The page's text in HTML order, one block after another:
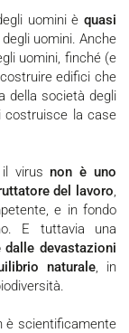
uomini è quasi
uomini. Anche
uomini, finché (e
edifici che
della società degli
costruisce la case
il virusnon è uno
del lavoro,
e in fondo
E tuttavia una
dalle devastazioni
naturale, in